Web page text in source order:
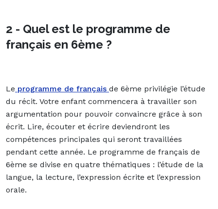
2 - Quel est le programme de
français en 6ème ?
Le programme de français de 6ème privilégie l’étude
du récit. Votre enfant commencera à travailler son
argumentation pour pouvoir convaincre grâce à son
écrit. Lire, écouter et écrire deviendront les
compétences principales qui seront travaillées
pendant cette année. Le programme de français de
6ème se divise en quatre thématiques : l’étude de la
langue, la lecture, l’expression écrite et l’expression
orale.